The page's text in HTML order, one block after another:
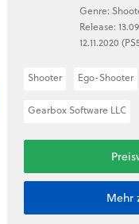
Genre:
Release:
12.11.2020
Shooter Ego-Shooter
Gearbox Software LLC
Mehr